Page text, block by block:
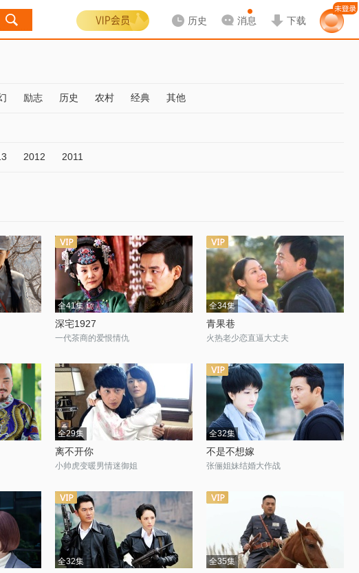
历史 消息 下载
励志 历史 农村 经典 其他
2012 2011
全41集
深宅1927
一代茶商的爱恨情仇
全34集
青果巷
火热老少恋直逼大丈夫
全29集
离不开你
小帅虎变暖男情迷御姐
全32集
不是不想嫁
张俪姐妹结婚大作战
全32集 全35集